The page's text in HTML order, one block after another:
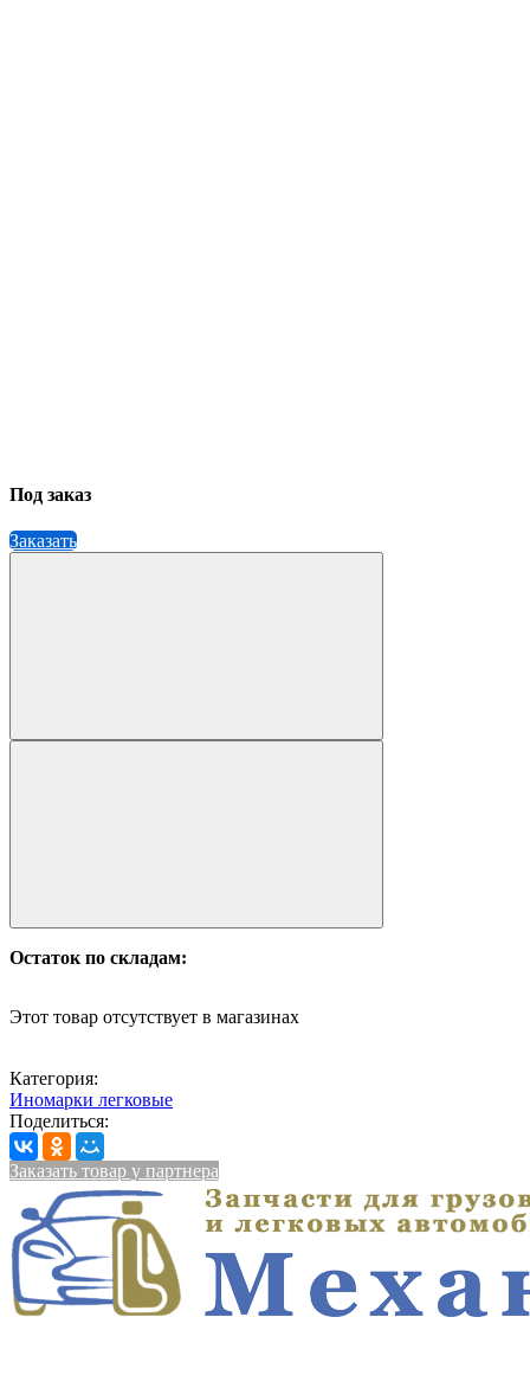
Под заказ
Заказать
Остаток по складам:
Этот товар отсутствует в магазинах
Категория:
Иномарки легковые
Поделиться:
Заказать товар у партнера